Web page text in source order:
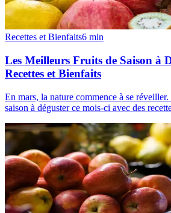
Recettes et Bienfaits6 min
Les Meilleurs Fruits de Saison à
Recettes et Bienfaits
En mars, la nature commence à se
saison à déguster ce mois-ci avec des